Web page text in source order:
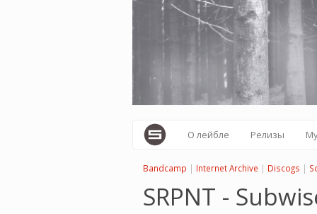
О лейбле Релизы
Bandcamp | Internet Archive | Discogs |
SRPNT -